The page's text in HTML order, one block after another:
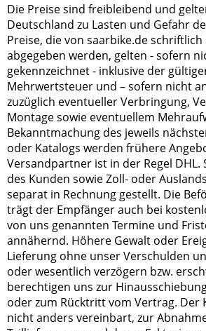
Die Preise sind freibleibend und
Deutschland zu Lasten und Gefahr
Preise, die von saarbike.de
abgegeben werden, gelten - sofern
gekennzeichnet - inklusive der
Mehrwertsteuer und – sofern nicht
zuzüglich eventueller Verbringung,
Montage sowie eventuellem
Bekanntmachung des jeweils
oder Katalogs werden frühere
Versandpartner ist in der Regel DHL.
des Kunden sowie Zoll- oder
separat in Rechnung gestellt. Die
trägt der Empfänger auch bei
von uns genannten Termine und
annähernd. Höhere Gewalt oder
Lieferung ohne unser Verschulden
oder wesentlich verzögern bzw.
berechtigen uns zur
oder zum Rücktritt vom Vertrag. Der
nicht anders vereinbart, zur